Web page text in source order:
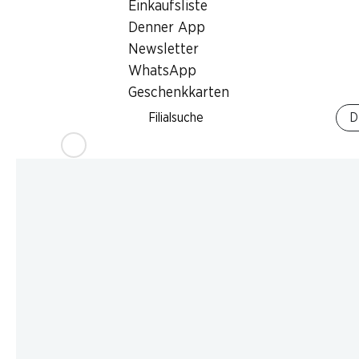
Einkaufsliste
Denner App
Newsletter
WhatsApp
Geschenkkarten
Filialsuche